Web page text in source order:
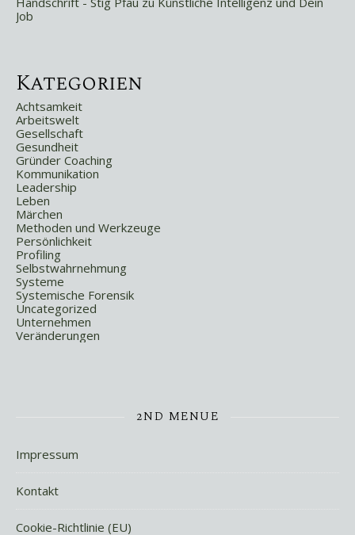
Job
Kategorien
Achtsamkeit
Arbeitswelt
Gesellschaft
Gesundheit
Gründer Coaching
Kommunikation
Leadership
Leben
Märchen
Methoden und Werkzeuge
Persönlichkeit
Profiling
Selbstwahrnehmung
Systeme
Systemische Forensik
Uncategorized
Unternehmen
Veränderungen
2ND MENUE
Impressum
Kontakt
Cookie-Richtlinie (EU)